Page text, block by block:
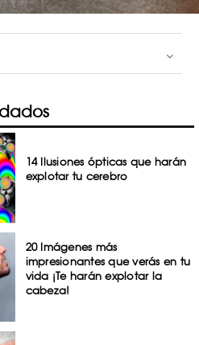
14 Ilusiones ópticas que harán
explotar tu cerebro
20 Imágenes más
impresionantes que verás en tu
vida ¡Te harán explotar la
cabeza!